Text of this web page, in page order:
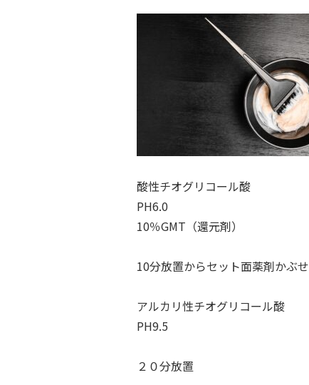
酸性チオグリコール酸
PH6.0
10％GMT（還元剤）
10分放置からセット面薬剤かぶせ
アルカリ性チオグリコール酸
PH9.5
２０分放置